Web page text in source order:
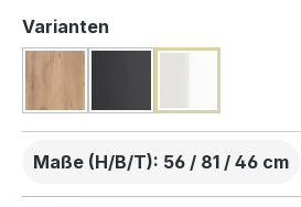
Varianten
Maße (H/B/T): 56 / 81 / 46 cm